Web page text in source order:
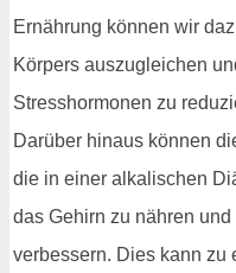
Ernährung können wir
Körpers auszugleichen
Stresshormonen zu
Darüber hinaus können
die in einer alkalischen
das Gehirn zu nähren
verbessern. Dies kann zu